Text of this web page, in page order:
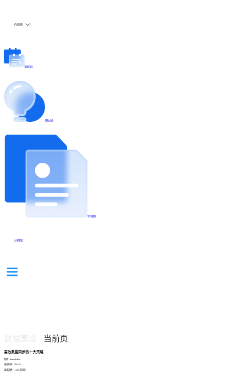
产品动态
更新日志
帮助文档
学习视频
分享集锦
当前页
高效数据同步的十大策略
作者：finedatalink
发布时间：2023.9.1
阅读次数：1,002 次浏览